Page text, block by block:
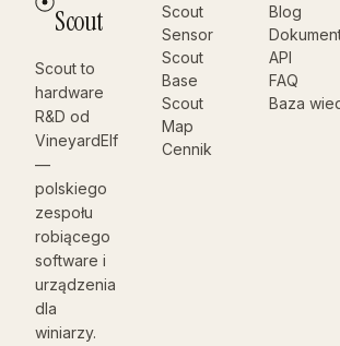
Scout
Scout to
hardware
R&D od
VineyardElf
—
polskiego
zespołu
robiącego
software i
urządzenia
dla
winiarzy.
Scout
Sensor
Scout
Base
Scout
Map
Cennik
Blog
API
FAQ
Baza